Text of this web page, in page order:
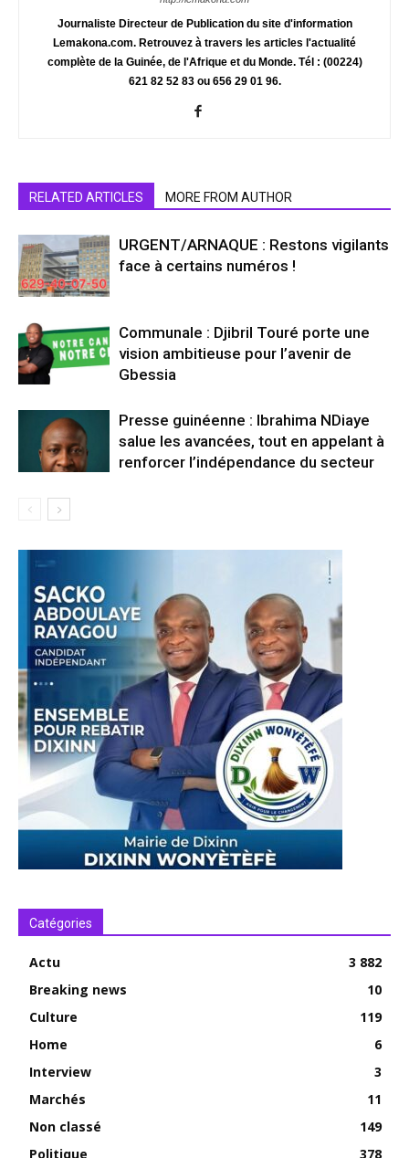
Journaliste Directeur de Publication du site d'information
Lemakona.com. Retrouvez à travers les articles l'actualité
complète de la Guinée, de l'Afrique et du Monde. Tél : (00224)
621 82 52 83 ou 656 29 01 96.
RELATED ARTICLES MORE FROM AUTHOR
URGENT/ARNAQUE : Restons vigilants
face à certains numéros !
Communale : Djibril Touré porte une
vision ambitieuse pour l’avenir de
Gbessia
Presse guinéenne : Ibrahima NDiaye
salue les avancées, tout en appelant à
renforcer l’indépendance du secteur
Catégories
Actu
3 882
Breaking news
10
Culture
119
Home
6
Interview
3
Marchés
11
Non classé
149
Politique
378